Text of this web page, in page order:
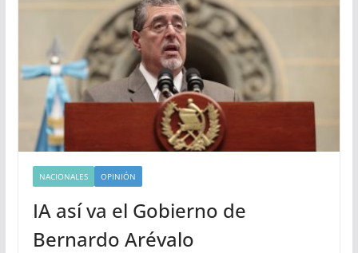
NACIONALES OPINIÓN
IA así va el Gobierno de
Bernardo Arévalo